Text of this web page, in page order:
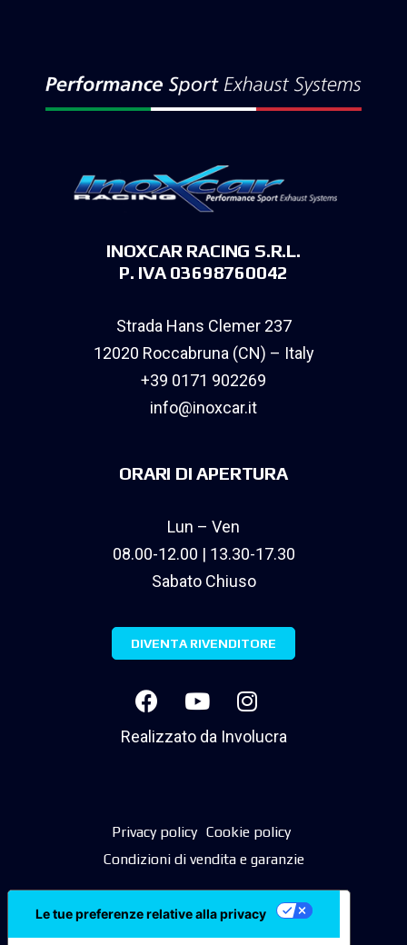
INOXCAR RACING S.R.L.
P. IVA 03698760042
Strada Hans Clemer 237
12020 Roccabruna (CN) – Italy
+39 0171 902269
info@inoxcar.it
ORARI DI APERTURA
Lun – Ven
08.00-12.00 | 13.30-17.30
Sabato Chiuso
DIVENTA RIVENDITORE
Realizzato da Involucra
Privacy policy Cookie policy
Condizioni di vendita e garanzie
Le tue preferenze relative alla privacy